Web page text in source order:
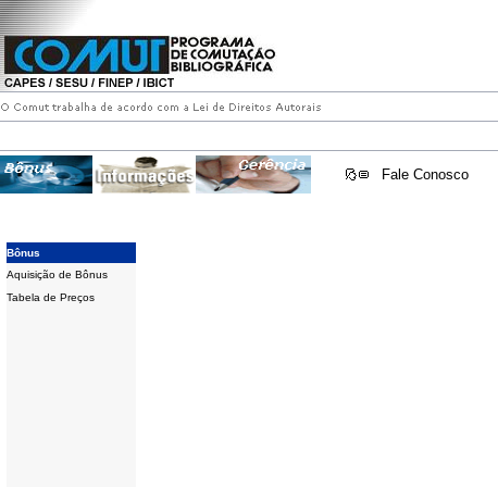
Fale Conosco
Bônus
Aquisição de Bônus
Tabela de Preços